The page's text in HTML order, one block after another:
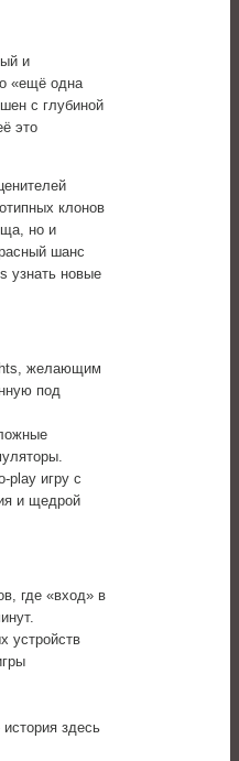
и
«ещё одна
с глубиной
это
клонов
но и
шанс
узнать новые
желающим
под
play игру с
и щедрой
где «вход» в
устройств
здесь